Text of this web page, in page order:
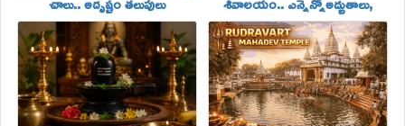
తెరచుకుంటాయి! రహస్యాలు!